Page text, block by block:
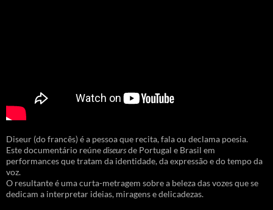
Diseur (do francês) é a pessoa que recita, fala ou declama poesia.
Este documentário reúnediseursde Portugal e Brasil em
performances que tratam da identidade, da expressão e do tempo da
voz.
O resultante é uma curta-metragem sobre a beleza das vozes que se
dedicam a interpretar ideias, miragens e delicadezas.